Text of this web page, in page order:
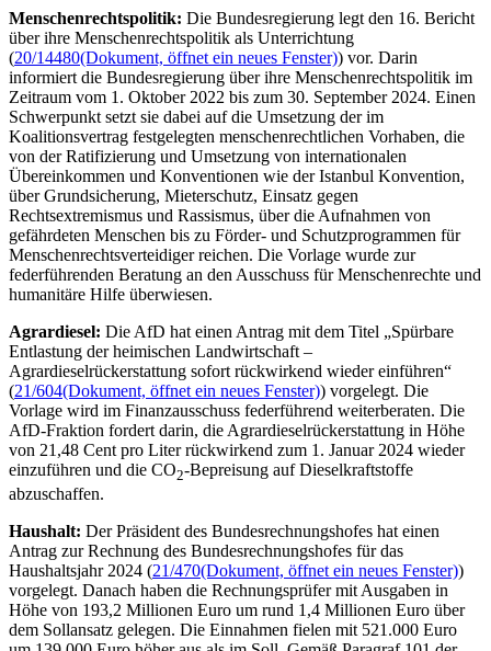
Menschenrechtspolitik: Die Bundesregierung legt den 16. Bericht
über ihre Menschenrechtspolitik als Unterrichtung
(20/14480(Dokument, öffnet ein neues Fenster)) vor. Darin
informiert die Bundesregierung über ihre Menschenrechtspolitik im
Zeitraum vom 1. Oktober 2022 bis zum 30. September 2024. Einen
Schwerpunkt setzt sie dabei auf die Umsetzung der im
Koalitionsvertrag festgelegten menschenrechtlichen Vorhaben, die
von der Ratifizierung und Umsetzung von internationalen
Übereinkommen und Konventionen wie der Istanbul Konvention,
über Grundsicherung, Mieterschutz, Einsatz gegen
Rechtsextremismus und Rassismus, über die Aufnahmen von
gefährdeten Menschen bis zu Förder- und Schutzprogrammen für
Menschenrechtsverteidiger reichen. Die Vorlage wurde zur
federführenden Beratung an den Ausschuss für Menschenrechte und
humanitäre Hilfe überwiesen.
Agrardiesel: Die AfD hat einen Antrag mit dem Titel „Spürbare
Entlastung der heimischen Landwirtschaft –
Agrardieselrückerstattung sofort rückwirkend wieder einführen“
(21/604(Dokument, öffnet ein neues Fenster)) vorgelegt. Die
Vorlage wird im Finanzausschuss federführend weiterberaten. Die
AfD-Fraktion fordert darin, die Agrardieselrückerstattung in Höhe
von 21,48 Cent pro Liter rückwirkend zum 1. Januar 2024 wieder
einzuführen und die CO2-Bepreisung auf Dieselkraftstoffe
abzuschaffen.
Haushalt: Der Präsident des Bundesrechnungshofes hat einen
Antrag zurRechnung des Bundesrechnungshofes für das
Haushaltsjahr 2024 (21/470(Dokument, öffnet ein neues Fenster))
vorgelegt. Danach haben die Rechnungsprüfer mit Ausgaben in
Höhe von 193,2 Millionen Euro um rund 1,4 Millionen Euro über
dem Sollansatz gelegen. Die Einnahmen fielen mit 521.000 Euro